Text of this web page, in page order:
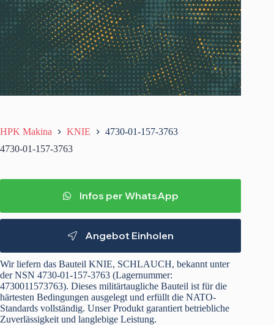
HPK Makina KNIE
4730-01-157-3763
4730-01-157-3763
Infos per WhatsApp
Angebot Einholen
Wir liefern das Bauteil KNIE, SCHLAUCH, bekannt unter
der NSN 4730-01-157-3763 (Lagernummer:
4730011573763). Dieses militärtaugliche Bauteil ist für die
härtesten Bedingungen ausgelegt und erfüllt die NATO-
Standards vollständig. Unser Produkt garantiert betriebliche
Zuverlässigkeit und langlebige Leistung.